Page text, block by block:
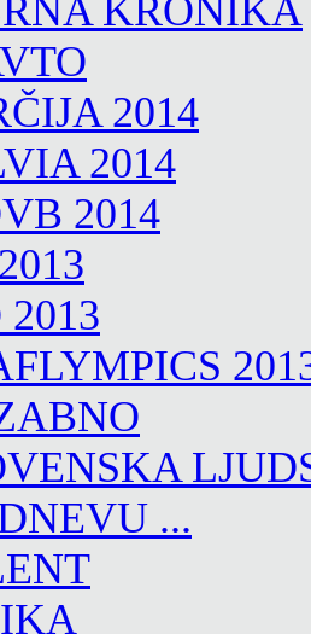
KRONIKA
2014
2014
2014
...